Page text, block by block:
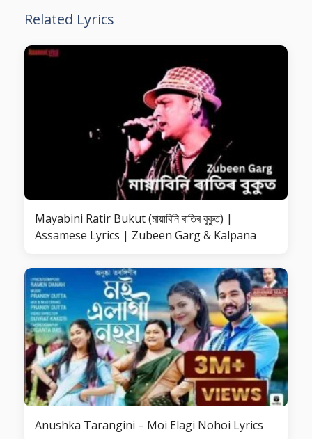
Related Lyrics
Mayabini Ratir Bukut (মায়াবিনি ৰাতিৰ বুকুত) |
Assamese Lyrics | Zubeen Garg & Kalpana
Anushka Tarangini – Moi Elagi Nohoi Lyrics